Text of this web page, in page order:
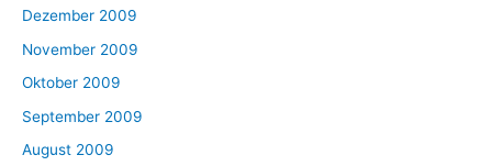
Dezember 2009
November 2009
Oktober 2009
September 2009
August 2009